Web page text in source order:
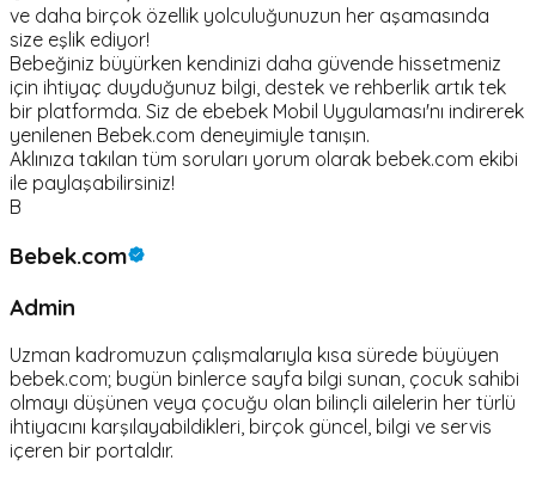
ve daha birçok özellik yolculuğunuzun her aşamasında
size eşlik ediyor!
Bebeğiniz büyürken kendinizi daha güvende hissetmeniz
için ihtiyaç duyduğunuz bilgi, destek ve rehberlik artık tek
bir platformda. Siz de ebebek Mobil Uygulaması'nı indirerek
yenilenen Bebek.com deneyimiyle tanışın.
Aklınıza takılan tüm soruları yorum olarak bebek.com ekibi
ile paylaşabilirsiniz!
B
Bebek.com
Admin
Uzman kadromuzun çalışmalarıyla kısa sürede büyüyen
bebek.com; bugün binlerce sayfa bilgi sunan, çocuk sahibi
olmayı düşünen veya çocuğu olan bilinçli ailelerin her türlü
ihtiyacını karşılayabildikleri, birçok güncel, bilgi ve servis
içeren bir portaldır.